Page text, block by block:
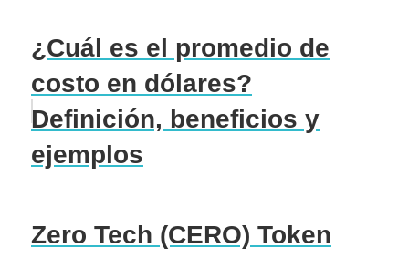
¿Cuál es el promedio de
costo en dólares?
Definición, beneficios y
ejemplos
Zero Tech (CERO) Token